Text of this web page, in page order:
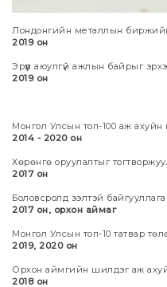
Лондонгийн металлын биржийн
2019 он
Эрүүл аюулгүй ажлын байрыг
2019 он
Монгол Улсын топ-100 аж ахуйн
2014 - 2020 он
Хөрөнгө оруулалтыг
2017 он
Боловсролд ээлтэй байгууллага
2017 он, орхон аймаг
Монгол Улсын топ-10 татвар
2019, 2020 он
Орхон аймгийн шилдэг аж
2018 он